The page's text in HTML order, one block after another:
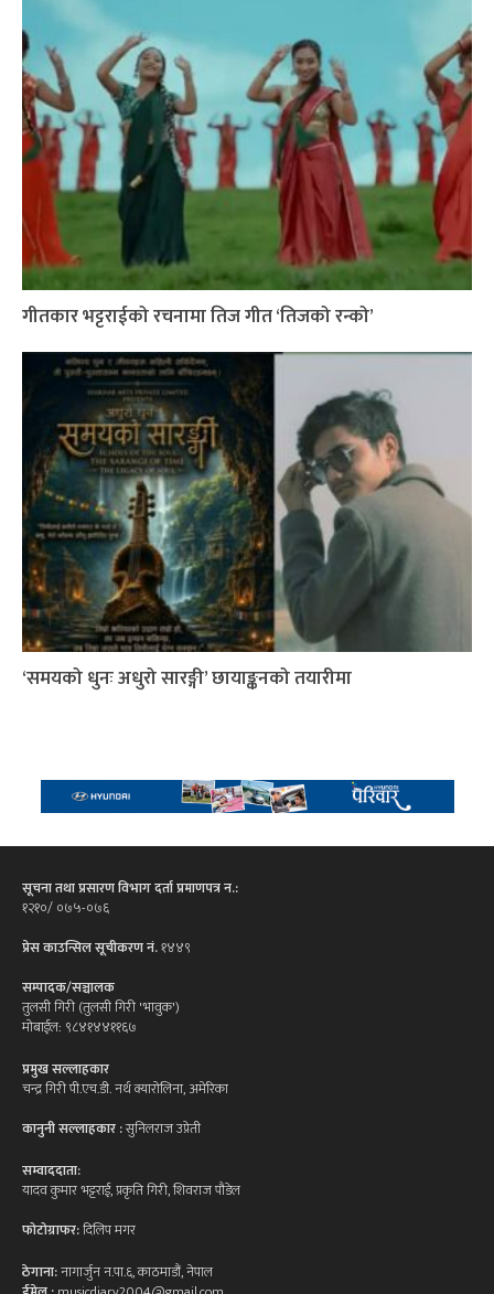
गीतकार भट्टराईको रचनामा तिज गीत ‘तिजको रन्को’
‘समयको धुनः अधुरो सारङ्गी’ छायाङ्कनको तयारीमा
सूचना तथा प्रसारण विभाग दर्ता प्रमाणपत्र न.:
१२१०/ ०७५-०७६
प्रेस काउन्सिल सूचीकरण नं.१४४९
सम्पादक/सञ्चालक
तुलसी गिरी (तुलसी गिरी 'भावुक')
मोबाईल: ९८४१४४११६७
प्रमुख सल्लाहकार
चन्द्र गिरी पी.एच.डी. नर्थ क्यारोलिना, अमेरिका
कानुनी सल्लाहकार :सुनिलराज उप्रेती
सम्वाददाता:
यादव कुमार भट्टराई, प्रकृति गिरी, शिवराज पौडेल
फोटोग्राफर:दिलिप मगर
ठेगाना:नागार्जुन न.पा.६, काठमाडौं, नेपाल